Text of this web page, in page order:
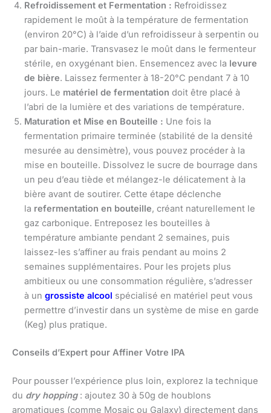
Refroidissement et Fermentation : Refroidissez
rapidement le moût à la température de fermentation
(environ 20°C) à l’aide d’un refroidisseur à serpentin ou
par bain-marie. Transvasez le moût dans le fermenteur
stérile, en oxygénant bien. Ensemencez avec la levure
de bière. Laissez fermenter à 18-20°C pendant 7 à 10
jours. Le matériel de fermentation doit être placé à
l’abri de la lumière et des variations de température.
Maturation et Mise en Bouteille : Une fois la
fermentation primaire terminée (stabilité de la densité
mesurée au densimètre), vous pouvez procéder à la
mise en bouteille. Dissolvez le sucre de bourrage dans
un peu d’eau tiède et mélangez-le délicatement à la
bière avant de soutirer. Cette étape déclenche
la refermentation en bouteille, créant naturellement le
gaz carbonique. Entreposez les bouteilles à
température ambiante pendant 2 semaines, puis
laissez-les s’affiner au frais pendant au moins 2
semaines supplémentaires. Pour les projets plus
ambitieux ou une consommation régulière, s’adresser
à un grossiste alcool spécialisé en matériel peut vous
permettre d’investir dans un système de mise en garde
(Keg) plus pratique.
Conseils d’Expert pour Affiner Votre IPA
Pour pousser l’expérience plus loin, explorez la technique
du dry hopping: ajoutez 30 à 50g de houblons
aromatiques (comme Mosaic ou Galaxy) directement dans